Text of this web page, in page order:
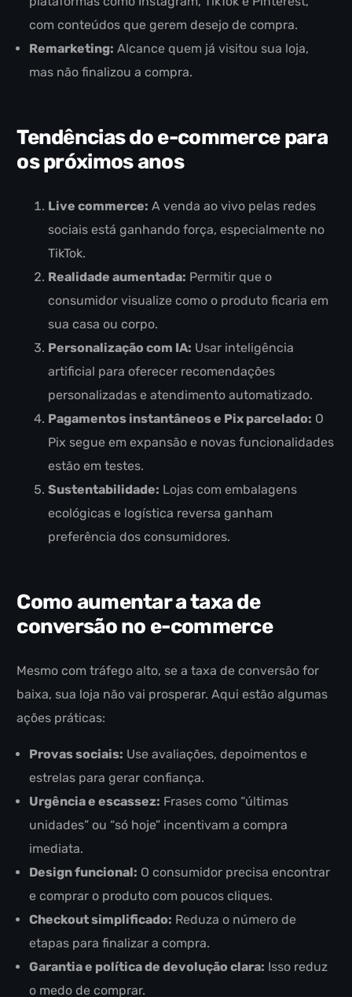
com conteúdos que gerem desejo de compra.
Remarketing: Alcance quem já visitou sua loja,
mas não finalizou a compra.
Tendências do e-commerce para
os próximos anos
Live commerce: A venda ao vivo pelas redes
sociais está ganhando força, especialmente no
TikTok.
Realidade aumentada: Permitir que o
consumidor visualize como o produto ficaria em
sua casa ou corpo.
Personalização com IA: Usar inteligência
artificial para oferecer recomendações
personalizadas e atendimento automatizado.
Pagamentos instantâneos e Pix parcelado: O
Pix segue em expansão e novas funcionalidades
estão em testes.
Sustentabilidade: Lojas com embalagens
ecológicas e logística reversa ganham
preferência dos consumidores.
Como aumentar a taxa de
conversão no e-commerce
Mesmo com tráfego alto, se a taxa de conversão for
baixa, sua loja não vai prosperar. Aqui estão algumas
ações práticas:
Provas sociais: Use avaliações, depoimentos e
estrelas para gerar confiança.
Urgência e escassez: Frases como “últimas
unidades” ou “só hoje” incentivam a compra
imediata.
Design funcional: O consumidor precisa encontrar
e comprar o produto com poucos cliques.
Checkout simplificado: Reduza o número de
etapas para finalizar a compra.
Garantia e política de devolução clara: Isso reduz
o medo de comprar.